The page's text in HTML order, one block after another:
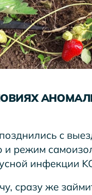
с
и режим
инфекции
сразу же